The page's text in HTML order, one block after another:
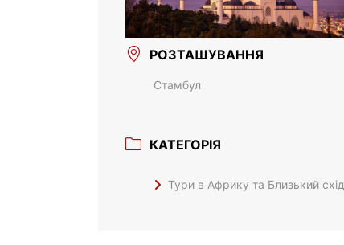
РОЗТАШУВАННЯ
Стамбул
КАТЕГОРІЯ
Тури в Африку та Близький схід